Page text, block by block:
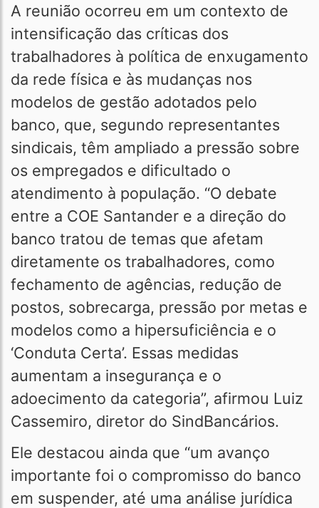
A reunião ocorreu em um contexto de
intensificação das críticas dos
trabalhadores à política de enxugamento
da rede física e às mudanças nos
modelos de gestão adotados pelo
banco, que, segundo representantes
sindicais, têm ampliado a pressão sobre
os empregados e dificultado o
atendimento à população. “O debate
entre a COE Santander e a direção do
banco tratou de temas que afetam
diretamente os trabalhadores, como
fechamento de agências, redução de
postos, sobrecarga, pressão por metas e
modelos como a hipersuficiência e o
‘Conduta Certa’. Essas medidas
aumentam a insegurança e o
adoecimento da categoria”, afirmou Luiz
Cassemiro, diretor do SindBancários.
Ele destacou ainda que “um avanço
importante foi o compromisso do banco
em suspender, até uma análise jurídica